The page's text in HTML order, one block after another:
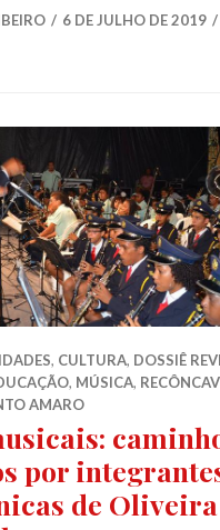
6 DE JULHO DE 2019
, CULTURA, DOSSIÊ
, MÚSICA,
AMARO
por
de Oliveira